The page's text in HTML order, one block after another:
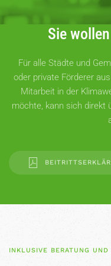
Sie
Für alle Städte und
oder private Förderer
Mitarbeit in der
möchte, kann sich direkt
INKLUSIVE BERATUNG UND